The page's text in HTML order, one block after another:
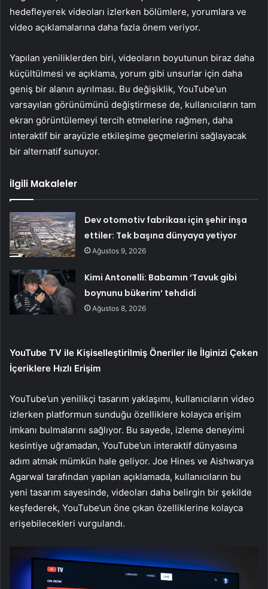
hedefleyerek videoları izlerken bölümlere, yorumlara ve
video açıklamalarına daha fazla önem veriyor.
Yapılan yeniliklerden biri, videoların boyutunun biraz daha
küçültülmesi ve açıklama, yorum gibi unsurlar için daha
geniş bir alanın ayrılması. Bu değişiklik, YouTube’un
varsayılan görünümünü değiştirmese de, kullanıcıların tam
ekran görüntülemeyi tercih etmelerine rağmen, daha
interaktif bir arayüzle etkileşime geçmelerini sağlayacak
bir alternatif sunuyor.
İlgili Makaleler
Dev otomotiv fabrikası için şehir inşa
ettiler: Tek başına dünyaya yetiyor
Ağustos 9, 2026
Kimi Antonelli: Babamın ‘Tavuk gibi
boynunu bükerim’ tehdidi
Ağustos 8, 2026
YouTube TV ile Kişiselleştirilmiş Öneriler ile İlginizi Çeken
İçeriklere Hızlı Erişim
YouTube’un yenilikçi tasarım yaklaşımı, kullanıcıların video
izlerken platformun sunduğu özelliklere kolayca erişim
imkanı bulmalarını sağlıyor. Bu sayede, izleme deneyimi
kesintiye uğramadan, YouTube’un interaktif dünyasına
adım atmak mümkün hale geliyor. Joe Hines ve Aishwarya
Agarwal tarafından yapılan açıklamada, kullanıcıların bu
yeni tasarım sayesinde, videoları daha belirgin bir şekilde
keşfederek, YouTube’un öne çıkan özelliklerine kolayca
erişebilecekleri vurgulandı.